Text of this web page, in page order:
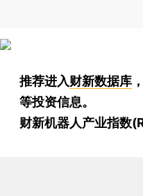
推荐进入财新数据库
等投资信息。
财新机器人产业指数